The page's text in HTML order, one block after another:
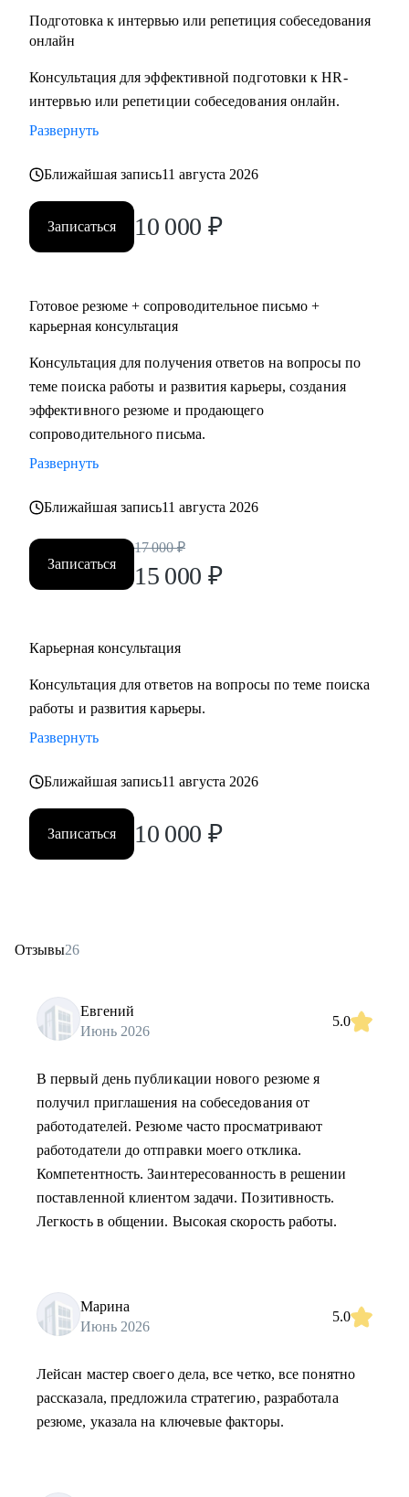
Подготовка к интервью или репетиция собеседования
онлайн
Консультация для эффективной подготовки к HR-
интервью или репетиции собеседования онлайн.
Развернуть
Ближайшая запись11 августа 2026
Записаться 10 000 ₽
Готовое резюме + сопроводительное письмо +
карьерная консультация
Консультация для получения ответов на вопросы по
теме поиска работы и развития карьеры, создания
эффективного резюме и продающего
сопроводительного письма.
Развернуть
Ближайшая запись11 августа 2026
Записаться
17 000 ₽
15 000 ₽
Карьерная консультация
Консультация для ответов на вопросы по теме поиска
работы и развития карьеры.
Развернуть
Ближайшая запись11 августа 2026
Записаться 10 000 ₽
Отзывы26
Евгений
Июнь 2026
5.0
В первый день публикации нового резюме я
получил приглашения на собеседования от
работодателей. Резюме часто просматривают
работодатели до отправки моего отклика.
Компетентность. Заинтересованность в решении
поставленной клиентом задачи. Позитивность.
Легкость в общении. Высокая скорость работы.
Марина
Июнь 2026
5.0
Лейсан мастер своего дела, все четко, все понятно
рассказала, предложила стратегию, разработала
резюме, указала на ключевые факторы.